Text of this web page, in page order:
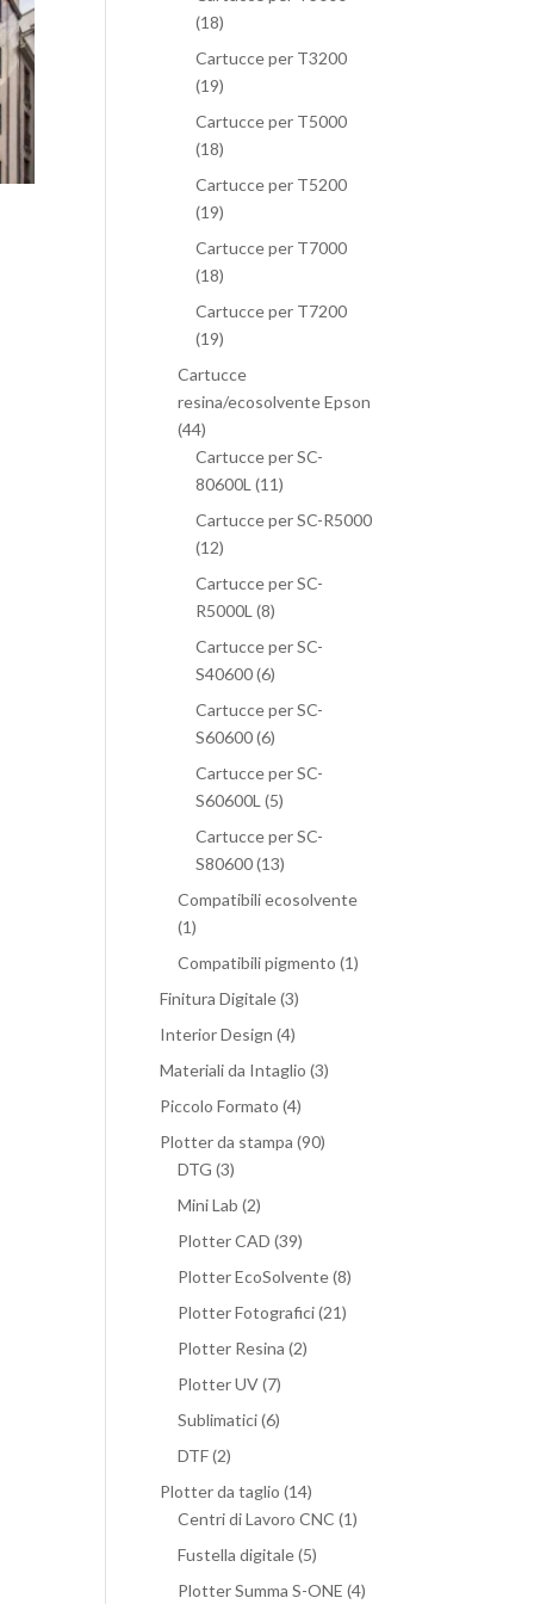
(18)
Cartucce per T3200
(19)
Cartucce per T5000
(18)
Cartucce per T5200
(19)
Cartucce per T7000
(18)
Cartucce per T7200
(19)
Cartucce
resina/ecosolvente Epson
(44)
Cartucce per SC-
80600L (11)
Cartucce per SC-R5000
(12)
Cartucce per SC-
R5000L (8)
Cartucce per SC-
S40600(6)
Cartucce per SC-
S60600(6)
Cartucce per SC-
S60600L (5)
Cartucce per SC-
S80600(13)
Compatibili ecosolvente
(1)
Compatibili pigmento (1)
Finitura Digitale(3)
Interior Design (4)
Materiali da Intaglio (3)
Piccolo Formato (4)
Plotter da stampa (90)
DTG (3)
Mini Lab (2)
Plotter CAD (39)
Plotter EcoSolvente(8)
Plotter Fotografici(21)
Plotter Resina (2)
Plotter UV(7)
Sublimatici(6)
DTF(2)
Plotter da taglio (14)
Centri di Lavoro CNC (1)
Fustella digitale(5)
Plotter Summa S-ONE (4)